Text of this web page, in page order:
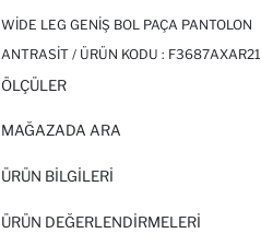
WIDE LEG GENIŞ BOL PAÇA PANTOLON
ANTRASIT / ÜRÜN KODU :
ÖLÇÜLER
MAĞAZADA ARA
ÜRÜN BILGILERI
ÜRÜN DEĞERLENDİRMELERİ